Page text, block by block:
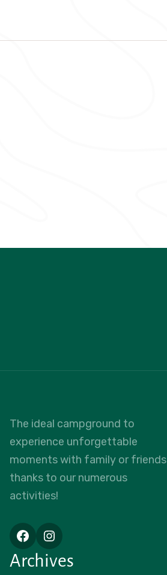
The ideal campground to
experience unforgettable
moments with family or friends
thanks to our numerous
activities!
Archives